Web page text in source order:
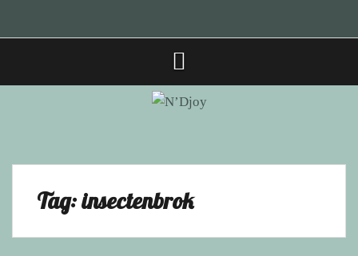
zoektvanuit
N’Djoy
Tag:insectenbrok